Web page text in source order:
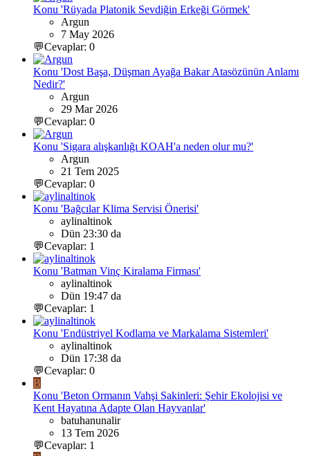
Konu 'Rüyada Platonik Sevdiğin Erkeği Görmek'
Argun
7 May 2026
💬Cevaplar: 0
Konu 'Dost Başa, Düşman Ayağa Bakar Atasözünün Anlamı
Nedir?'
Argun
29 Mar 2026
💬Cevaplar: 0
Konu 'Sigara alışkanlığı KOAH'a neden olur mu?'
Argun
21 Tem 2025
💬Cevaplar: 0
Konu 'Bağcılar Klima Servisi Önerisi'
aylinaltinok
Dün 23:30 da
💬Cevaplar: 1
Konu 'Batman Vinç Kiralama Firması'
aylinaltinok
Dün 19:47 da
💬Cevaplar: 1
Konu 'Endüstriyel Kodlama ve Markalama Sistemleri'
aylinaltinok
Dün 17:38 da
💬Cevaplar: 0
B
Konu 'Beton Ormanın Vahşi Sakinleri: Şehir Ekolojisi ve
Kent Hayatına Adapte Olan Hayvanlar'
batuhanunalir
13 Tem 2026
💬Cevaplar: 1